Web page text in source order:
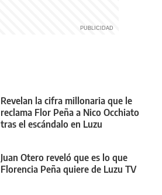
Revelan la cifra millonaria que le
reclama Flor Peña a Nico Occhiato
tras el escándalo en Luzu
Juan Otero reveló que es lo que
Florencia Peña quiere de Luzu TV